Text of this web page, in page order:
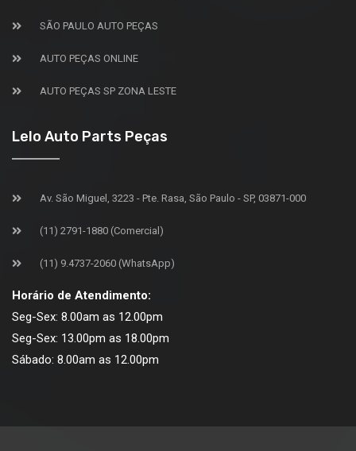
SÃO PAULO AUTO PEÇAS
AUTO PEÇAS ONLINE
AUTO PEÇAS SP ZONA LESTE
Lelo Auto Parts Peças
Av. São Miguel, 3223 - Pte. Rasa, São Paulo - SP, 03871-000
(11) 2791-1880 (Comercial)
(11) 9.4737-2060 (WhatsApp)
Horário de Atendimento:
Seg-Sex: 8.00am as 12.00pm
Seg-Sex: 13.00pm as 18.00pm
Sábado: 8.00am as 12.00pm